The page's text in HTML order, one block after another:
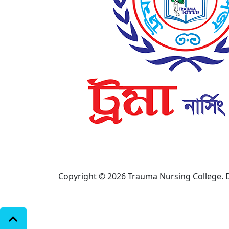
Copyright © 2026 Trauma Nursing College.